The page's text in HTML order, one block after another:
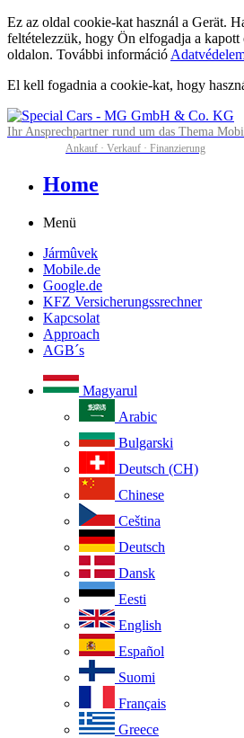
Ez az oldal cookie-kat használ a Gerät.
feltételezzük, hogy Ön elfogadja a kapott
oldalon. További információ
El kell fogadnia a cookie-kat, hogy
Ihr Ansprechpartner rund um das Thema
Ankauf · Verkauf · Finanzierung
Home
Menü
Jármûvek
Mobile.de
Google.de
KFZ Versicherungssrechner
Kapcsolat
Approach
AGB´s
Magyarul
Arabic
Bulgarski
Deutsch (CH)
Chinese
Ceština
Deutsch
Dansk
Eesti
English
Español
Suomi
Français
Greece